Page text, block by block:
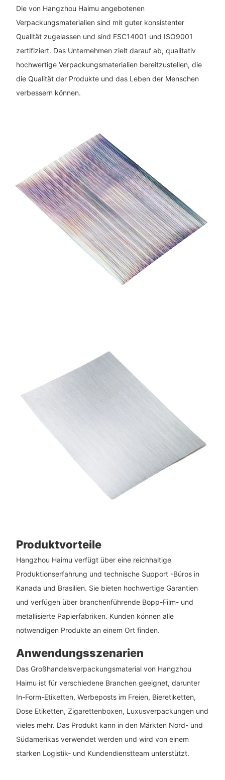
Die von Hangzhou Haimu angebotenen
Verpackungsmaterialien sind mit guter konsistenter
Qualität zugelassen und sind FSC14001 und ISO9001
zertifiziert. Das Unternehmen zielt darauf ab, qualitativ
hochwertige Verpackungsmaterialien bereitzustellen, die
die Qualität der Produkte und das Leben der Menschen
verbessern können.
Produktvorteile
Hangzhou Haimu verfügt über eine reichhaltige
Produktionserfahrung und technische Support -Büros in
Kanada und Brasilien. Sie bieten hochwertige Garantien
und verfügen über branchenführende Bopp-Film- und
metallisierte Papierfabriken. Kunden können alle
notwendigen Produkte an einem Ort finden.
Anwendungsszenarien
Das Großhandelsverpackungsmaterial von Hangzhou
Haimu ist für verschiedene Branchen geeignet, darunter
In-Form-Etiketten, Werbeposts im Freien, Bieretiketten,
Dose Etiketten, Zigarettenboxen, Luxusverpackungen und
vieles mehr. Das Produkt kann in den Märkten Nord- und
Südamerikas verwendet werden und wird von einem
starken Logistik- und Kundendienstteam unterstützt.